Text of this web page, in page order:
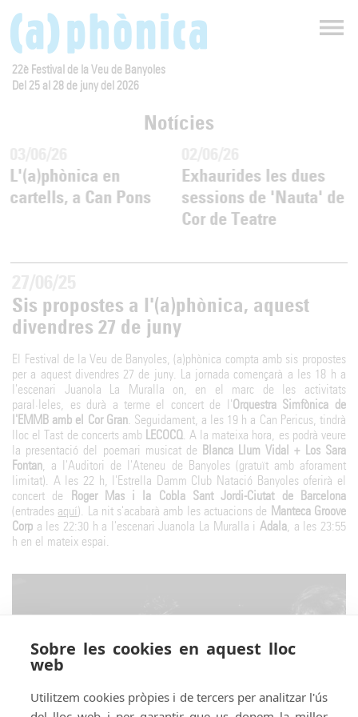
22è Festival de la Veu de Banyoles
Del 25 al 28 de juny del 2026
Notícies
L'(a)phònica en
cartells, a Can Pons
Exhaurides les dues
sessions de 'Nauta' de
Cor de Teatre
Sis propostes a l'(a)phònica, aquest
divendres 27 de juny
El Festival de la Veu de Banyoles, (a)phònica compta amb sis propostes
per a aquest divendres 27 de juny. La jornada començarà a les 18 h a
l'escenari Juanola La Muralla on, en el marc de les activitats
paral·leles, es durà a terme el concert de l'Orquestra Simfònica de
l'EMMB amb el Cor Gran. Seguidament, a les 19 h a Can Pericus, tindrà
lloc el Tast de concerts amb LECOCQ. A la mateixa hora, es podrà veure
la presentació del poemari musicat de Blanca Llum Vidal + Los Sara
Fontan, a l'Auditori de l'Ateneu de Banyoles (gratuït amb aforament
limitat). A les 22 h, l'Estrella Damm Club Natació Banyoles oferirà el
concert de
Roger Mas i la Cobla Sant Jordi-Ciutat de Barcelona
(entrades aquí). La nit s'acabarà amb les actuacions de Manteca Groove
Corp a les 22:30 h a l'escenari Juanola La Muralla i Adala, a les 23:55
h en el mateix espai.
Sobre les cookies en aquest lloc
web
Utilitzem cookies pròpies i de tercers per analitzar l'ús